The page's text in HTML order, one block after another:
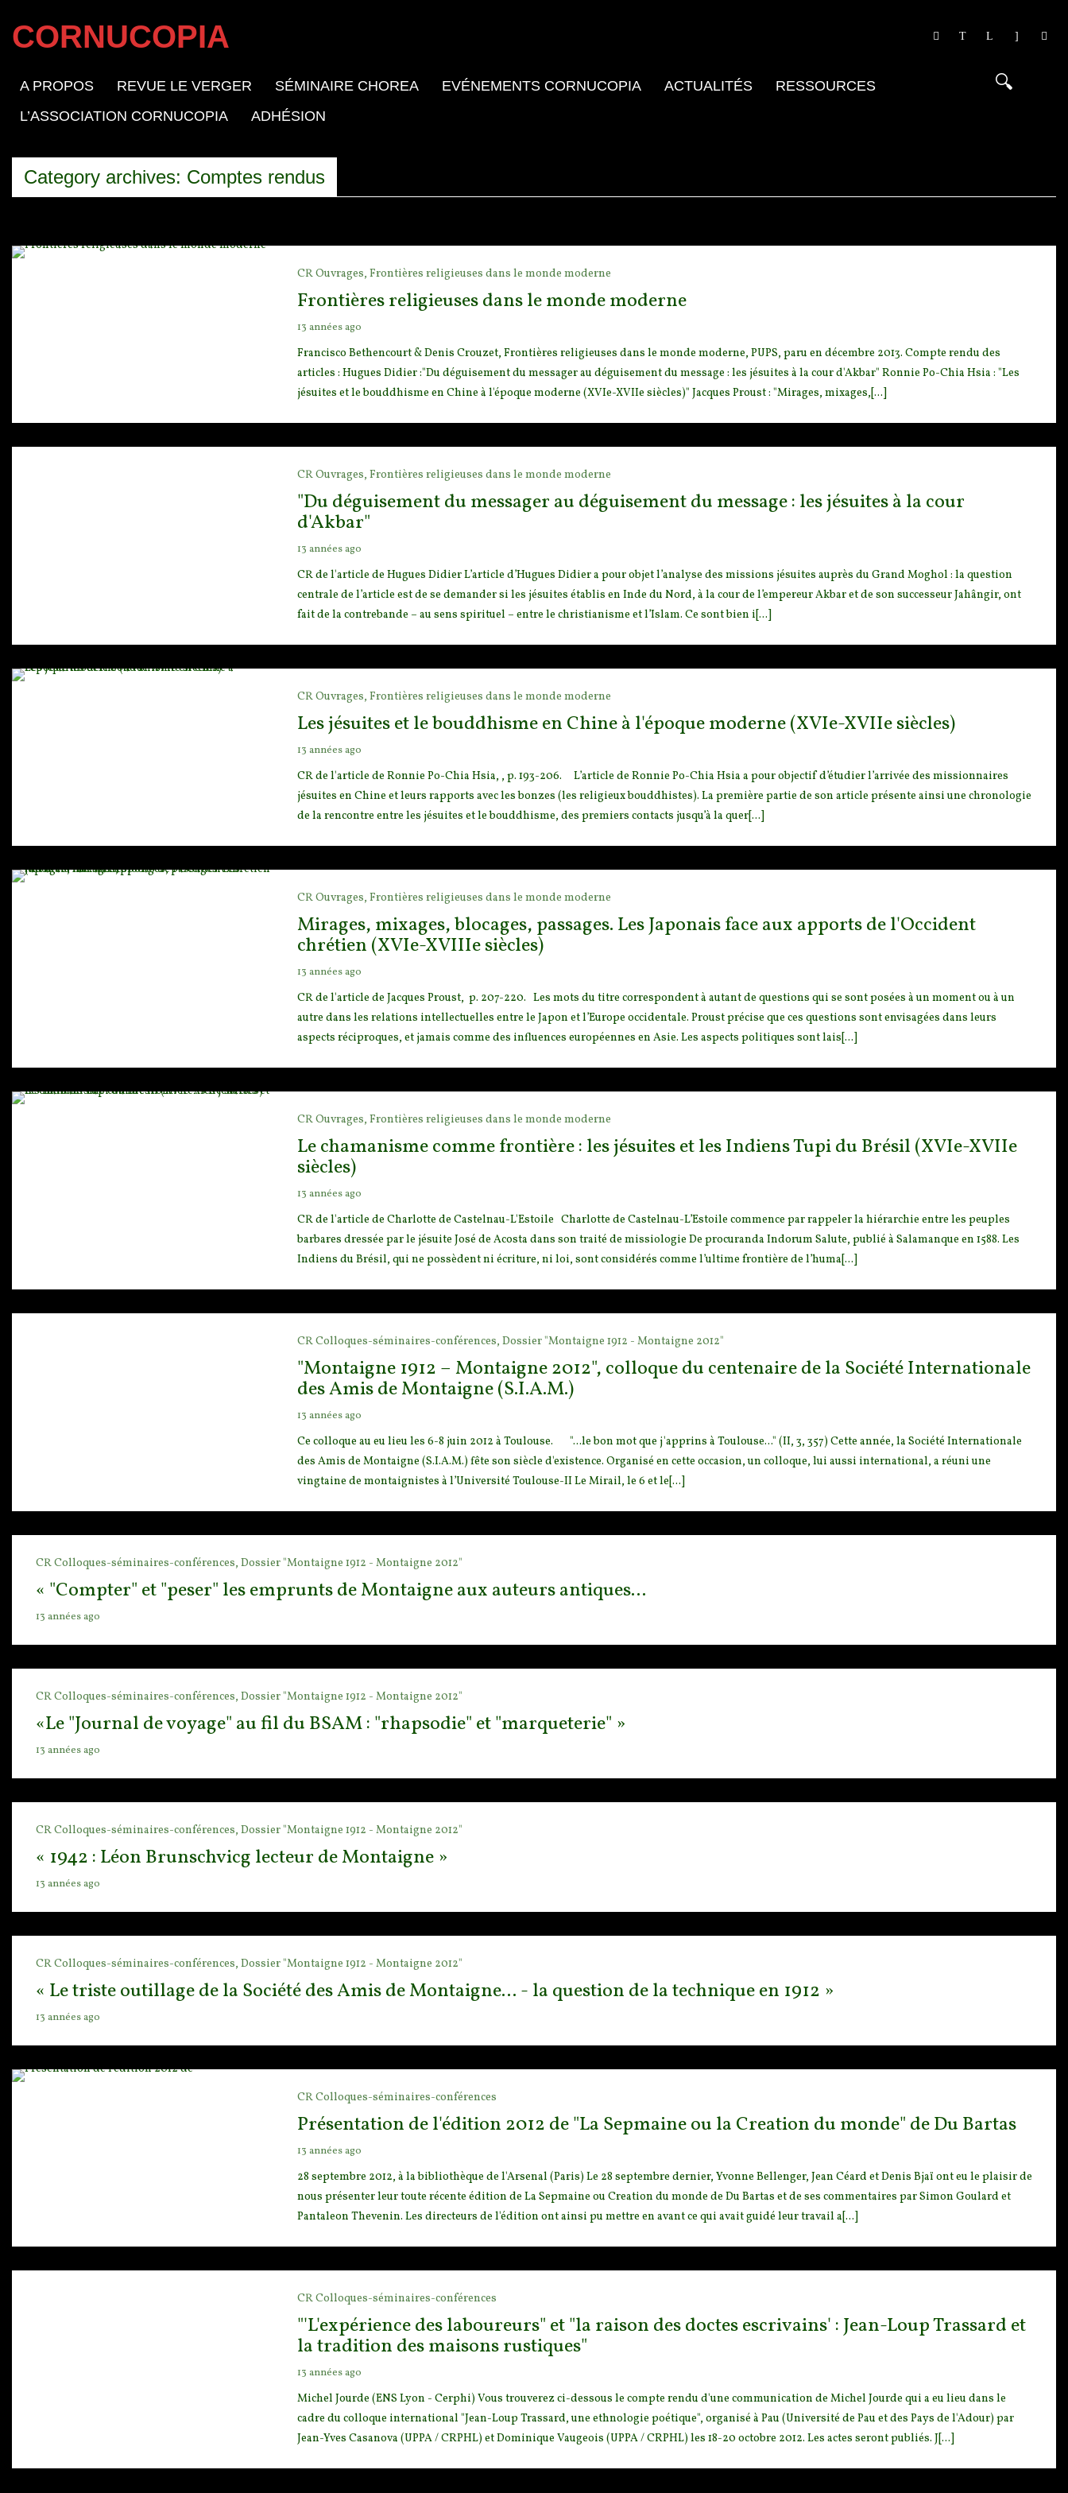
CORNUCOPIA
A PROPOS REVUE LE VERGER SÉMINAIRE CHOREA EVÉNEMENTS CORNUCOPIA ACTUALITÉS
RESSOURCES
L’ASSOCIATION CORNUCOPIA
ADHÉSION
Category archives: Comptes rendus
CR Ouvrages, Frontières religieuses dans le monde moderne
Frontières religieuses dans le monde moderne
13 années ago
Francisco Bethencourt & Denis Crouzet, Frontières religieuses dans le monde moderne, PUPS, paru en décembre 2013. Compte rendu des
articles : Hugues Didier :"Du déguisement du messager au déguisement du message : les jésuites à la cour d'Akbar" Ronnie Po-Chia Hsia : "Les
jésuites et le bouddhisme en Chine à l'époque moderne (XVIe-XVIIe siècles)" Jacques Proust : "Mirages, mixages,[...]
CR Ouvrages, Frontières religieuses dans le monde moderne
"Du déguisement du messager au déguisement du message : les jésuites à la cour
d'Akbar"
13 années ago
CR de l'article de Hugues Didier L’article d’Hugues Didier a pour objet l’analyse des missions jésuites auprès du Grand Moghol : la question
centrale de l’article est de se demander si les jésuites établis en Inde du Nord, à la cour de l’empereur Akbar et de son successeur Jahângir, ont
fait de la contrebande – au sens spirituel – entre le christianisme et l’Islam. Ce sont bien i[...]
CR Ouvrages, Frontières religieuses dans le monde moderne
Les jésuites et le bouddhisme en Chine à l'époque moderne (XVIe-XVIIe siècles)
13 années ago
CR de l'article de Ronnie Po-Chia Hsia, , p. 193-206. L’article de Ronnie Po-Chia Hsia a pour objectif d’étudier l’arrivée des missionnaires
jésuites en Chine et leurs rapports avec les bonzes (les religieux bouddhistes). La première partie de son article présente ainsi une chronologie
de la rencontre entre les jésuites et le bouddhisme, des premiers contacts jusqu’à la quer[...]
CR Ouvrages, Frontières religieuses dans le monde moderne
Mirages, mixages, blocages, passages. Les Japonais face aux apports de l'Occident
chrétien (XVIe-XVIIIe siècles)
13 années ago
CR de l'article de Jacques Proust, p. 207-220. Les mots du titre correspondent à autant de questions qui se sont posées à un moment ou à un
autre dans les relations intellectuelles entre le Japon et l’Europe occidentale. Proust précise que ces questions sont envisagées dans leurs
aspects réciproques, et jamais comme des influences européennes en Asie. Les aspects politiques sont lais[...]
CR Ouvrages, Frontières religieuses dans le monde moderne
Le chamanisme comme frontière : les jésuites et les Indiens Tupi du Brésil (XVIe-XVIIe
siècles)
13 années ago
CR de l'article de Charlotte de Castelnau-L'Estoile Charlotte de Castelnau-L’Estoile commence par rappeler la hiérarchie entre les peuples
barbares dressée par le jésuite José de Acosta dans son traité de missiologie De procuranda Indorum Salute, publié à Salamanque en 1588. Les
Indiens du Brésil, qui ne possèdent ni écriture, ni loi, sont considérés comme l’ultime frontière de l’huma[...]
CR Colloques-séminaires-conférences, Dossier "Montaigne 1912 - Montaigne 2012"
"Montaigne 1912 – Montaigne 2012", colloque du centenaire de la Société Internationale
des Amis de Montaigne (S.I.A.M.)
13 années ago
Ce colloque au eu lieu les 6-8 juin 2012 à Toulouse. "...le bon mot que j'apprins à Toulouse..." (II, 3, 357) Cette année, la Société Internationale
des Amis de Montaigne (S.I.A.M.) fête son siècle d'existence. Organisé en cette occasion, un colloque, lui aussi international, a réuni une
vingtaine de montaignistes à l’Université Toulouse-II Le Mirail, le 6 et le[...]
CR Colloques-séminaires-conférences, Dossier "Montaigne 1912 - Montaigne 2012"
« "Compter" et "peser" les emprunts de Montaigne aux auteurs antiques...
13 années ago
CR Colloques-séminaires-conférences, Dossier "Montaigne 1912 - Montaigne 2012"
«Le "Journal de voyage" au fil du BSAM : "rhapsodie" et "marqueterie" »
13 années ago
CR Colloques-séminaires-conférences, Dossier "Montaigne 1912 - Montaigne 2012"
« 1942 : Léon Brunschvicg lecteur de Montaigne »
13 années ago
CR Colloques-séminaires-conférences, Dossier "Montaigne 1912 - Montaigne 2012"
« Le triste outillage de la Société des Amis de Montaigne... - la question de la technique en 1912 »
13 années ago
CR Colloques-séminaires-conférences
Présentation de l'édition 2012 de "La Sepmaine ou la Creation du monde" de Du Bartas
13 années ago
28 septembre 2012, à la bibliothèque de l'Arsenal (Paris) Le 28 septembre dernier, Yvonne Bellenger, Jean Céard et Denis Bjaï ont eu le plaisir de
nous présenter leur toute récente édition de La Sepmaine ou Creation du monde de Du Bartas et de ses commentaires par Simon Goulard et
Pantaleon Thevenin. Les directeurs de l'édition ont ainsi pu mettre en avant ce qui avait guidé leur travail a[...]
CR Colloques-séminaires-conférences
"'L'expérience des laboureurs" et "la raison des doctes escrivains' : Jean-Loup Trassard et
la tradition des maisons rustiques"
13 années ago
Michel Jourde (ENS Lyon - Cerphi) Vous trouverez ci-dessous le compte rendu d'une communication de Michel Jourde qui a eu lieu dans le
cadre du colloque international "Jean-Loup Trassard, une ethnologie poétique", organisé à Pau (Université de Pau et des Pays de l'Adour) par
Jean-Yves Casanova (UPPA / CRPHL) et Dominique Vaugeois (UPPA / CRPHL) les 18-20 octobre 2012. Les actes seront publiés. J[...]